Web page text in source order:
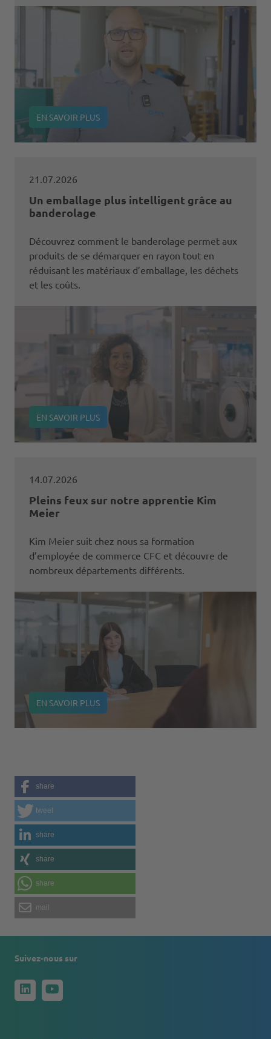
EN SAVOIR PLUS
21.07.2026
Un emballage plus intelligent grâce au
banderolage
Découvrez comment le banderolage permet aux
produits de se démarquer en rayon tout en
réduisant les matériaux d’emballage, les déchets
et les coûts.
EN SAVOIR PLUS
14.07.2026
Pleins feux sur notre apprentie Kim
Meier
Kim Meier suit chez nous sa formation
d’employée de commerce CFC et découvre de
nombreux départements différents.
EN SAVOIR PLUS
share
tweet
share
share
share
mail
Suivez-nous sur